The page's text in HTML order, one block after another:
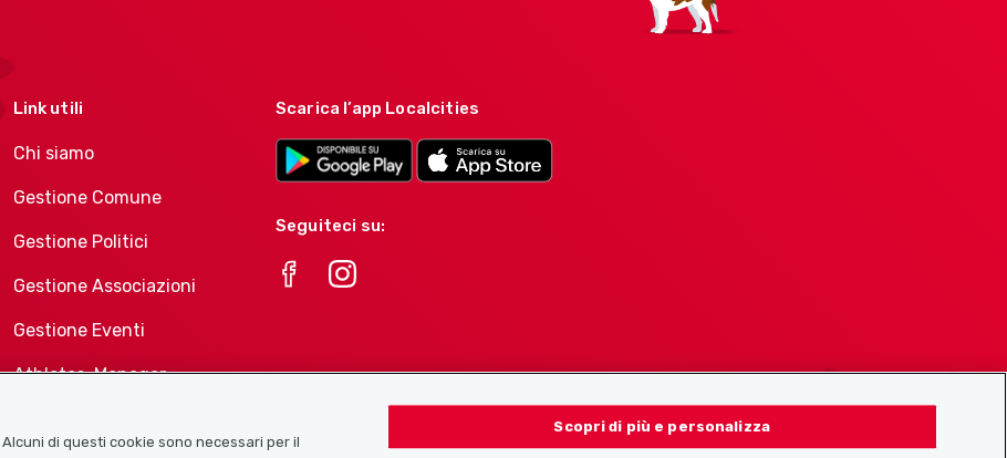
Link utili
Chi siamo
Gestione Comune
Gestione Politici
Gestione Associazioni
Gestione Eventi
Athletes-Manager
Associazioni
Scarica l’app Localcities
Seguiteci su:
di questi cookie sono necessari per il
Scopri di più e personalizza